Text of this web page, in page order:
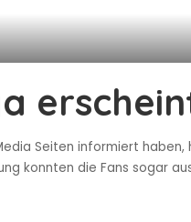
Seiten informiert
konnten die Fans sogar